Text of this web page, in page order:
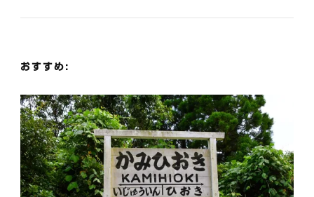
ー
ン
おすすめ: